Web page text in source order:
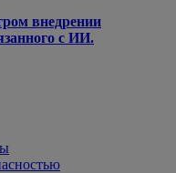
внедрении
с ИИ.